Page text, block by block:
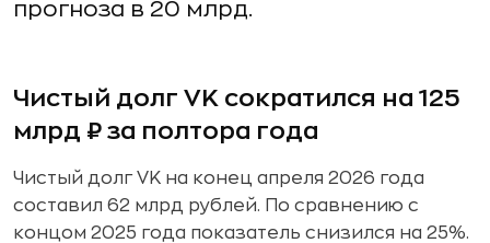
прогноза в 20 млрд.
Чистый долг VK сократился на 125
млрд ₽ за полтора года
Чистый долг VK на конец апреля 2026 года
составил 62 млрд рублей. По сравнению с
концом 2025 года показатель снизился на 25%.